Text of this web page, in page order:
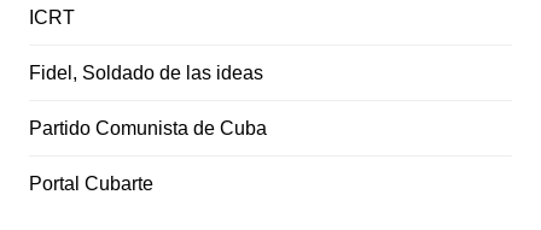
ICRT
Fidel, Soldado de las ideas
Partido Comunista de Cuba
Portal Cubarte